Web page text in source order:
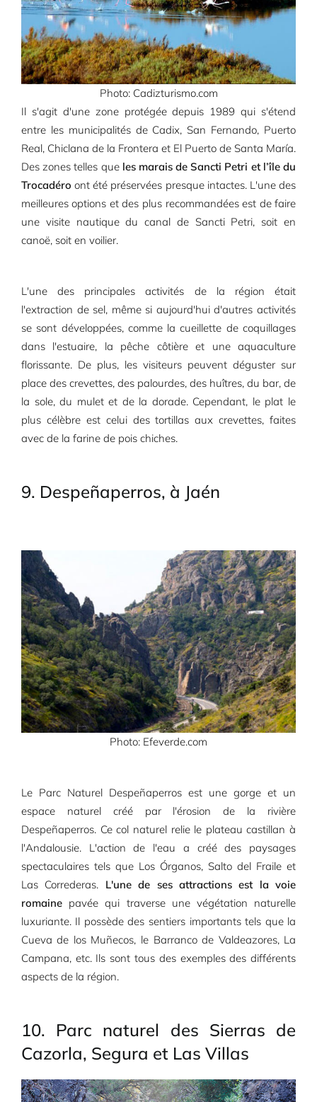
Photo: Cadizturismo.com
Il s'agit d'une zone protégée depuis 1989 qui s'étend
entre les municipalités de Cadix, San Fernando, Puerto
Real, Chiclana de la Frontera et El Puerto de Santa María.
Des zones telles que les marais de Sancti Petri et l’île du
Trocadéro ont été préservées presque intactes. L'une des
meilleures options et des plus recommandées est de faire
une visite nautique du canal de Sancti Petri, soit en
canoë, soit en voilier.
L'une des principales activités de la région était
l'extraction de sel, même si aujourd'hui d'autres activités
se sont développées, comme la cueillette de coquillages
dans l'estuaire, la pêche côtière et une aquaculture
florissante. De plus, les visiteurs peuvent déguster sur
place des crevettes, des palourdes, des huîtres, du bar, de
la sole, du mulet et de la dorade. Cependant, le plat le
plus célèbre est celui des tortillas aux crevettes, faites
avec de la farine de pois chiches.
9. Despeñaperros, à Jaén
Photo: Efeverde.com
Le Parc Naturel Despeñaperros est une gorge et un
espace naturel créé par l'érosion de la rivière
Despeñaperros. Ce col naturel relie le plateau castillan à
l'Andalousie. L'action de l'eau a créé des paysages
spectaculaires tels que Los Órganos, Salto del Fraile et
Las Correderas. L'une de ses attractions est la voie
romainepavée qui traverse une végétation naturelle
luxuriante. Il possède des sentiers importants tels que la
Cueva de los Muñecos, le Barranco de Valdeazores, La
Campana, etc. Ils sont tous des exemples des différents
aspects de la région.
10. Parc naturel des Sierras de
Cazorla, Segura et Las Villas